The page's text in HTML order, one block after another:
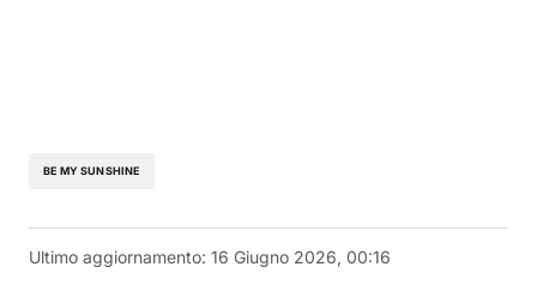
BE MY SUNSHINE
Ultimo aggiornamento: 16 Giugno 2026, 00:16